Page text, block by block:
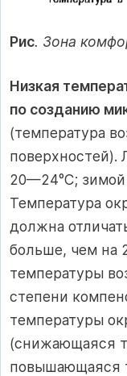
Рис. Зона
Низкая
по созданию
(температура
поверхностей).
20—24°С;
Температура
должна
больше, чем на
температуры
степени
температуры
(снижающаяся
повышающаяся